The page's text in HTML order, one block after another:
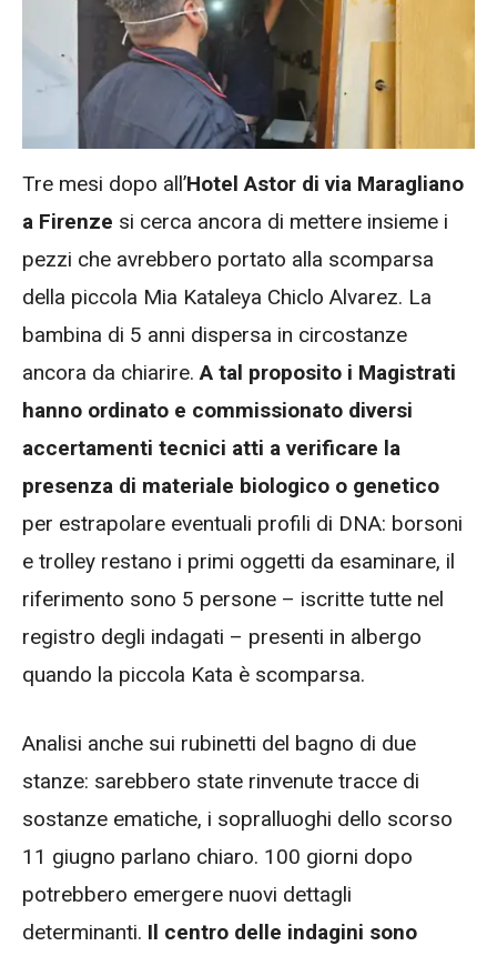
Tre mesi dopo all’Hotel Astor di via Maragliano
a Firenze si cerca ancora di mettere insieme i
pezzi che avrebbero portato alla scomparsa
della piccola Mia Kataleya Chiclo Alvarez. La
bambina di 5 anni dispersa in circostanze
ancora da chiarire.A tal proposito i Magistrati
hanno ordinato e commissionato diversi
accertamenti tecnici atti a verificare la
presenza di materiale biologico o genetico
per estrapolare eventuali profili di DNA: borsoni
e trolley restano i primi oggetti da esaminare, il
riferimento sono 5 persone – iscritte tutte nel
registro degli indagati – presenti in albergo
quando la piccola Kata è scomparsa.
Analisi anche sui rubinetti del bagno di due
stanze: sarebbero state rinvenute tracce di
sostanze ematiche, i sopralluoghi dello scorso
11 giugno parlano chiaro. 100 giorni dopo
potrebbero emergere nuovi dettagli
determinanti. Il centro delle indagini sono